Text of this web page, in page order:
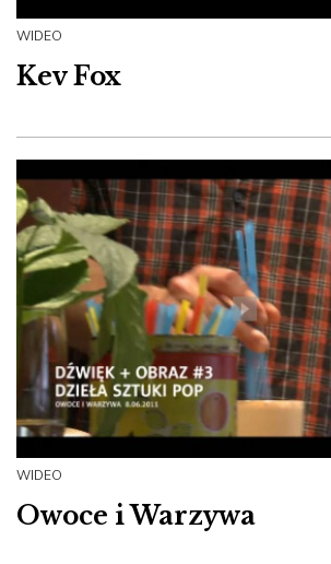
WIDEO
Kev Fox
WIDEO
Owoce i Warzywa